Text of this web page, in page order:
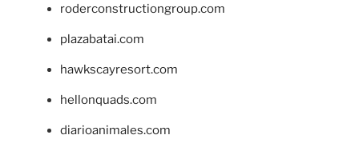
roderconstructiongroup.com
plazabatai.com
hawkscayresort.com
hellonquads.com
diarioanimales.com